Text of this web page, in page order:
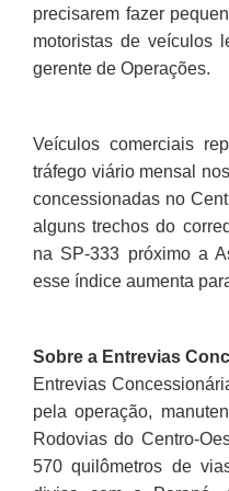
precisarem fazer
motoristas de veículos
gerente de Operações.
Veículos comerciais
tráfego viário mensal
concessionadas no
alguns trechos do
na SP-333 próximo a
esse índice aumenta
Sobre a Entrevias
Entrevias
pela operação,
Rodovias do Centro-
570 quilômetros de